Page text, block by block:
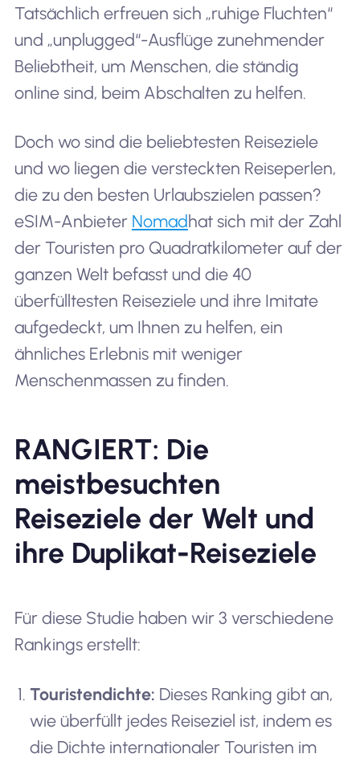
Tatsächlich erfreuen sich „ruhige Fluchten“
und „unplugged“-Ausflüge zunehmender
Beliebtheit, um Menschen, die ständig
online sind, beim Abschalten zu helfen.
Doch wo sind die beliebtesten Reiseziele
und wo liegen die versteckten Reiseperlen,
die zu den besten Urlaubszielen passen?
eSIM-Anbieter Nomadhat sich mit der Zahl
der Touristen pro Quadratkilometer auf der
ganzen Welt befasst und die 40
überfülltesten Reiseziele und ihre Imitate
aufgedeckt, um Ihnen zu helfen, ein
ähnliches Erlebnis mit weniger
Menschenmassen zu finden.
RANGIERT: Die
meistbesuchten
Reiseziele der Welt und
ihre Duplikat-Reiseziele
Für diese Studie haben wir 3 verschiedene
Rankings erstellt:
Touristendichte: Dieses Ranking gibt an,
wie überfüllt jedes Reiseziel ist, indem es
die Dichte internationaler Touristen im